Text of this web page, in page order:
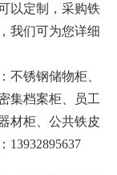
以定制，采购铁
我们可为您详细
锈钢储物柜、
集档案柜、员工
材柜、公共铁皮
13932895637